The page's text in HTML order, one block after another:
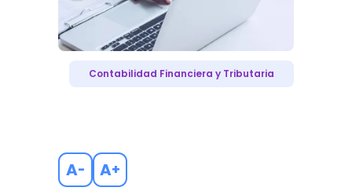
Contabilidad Financiera y Tributaria
A- A+